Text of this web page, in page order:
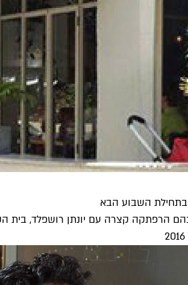
בתחילת השבוע הבא
הרפתקה קצרה עם יונתן רושפלד, בית